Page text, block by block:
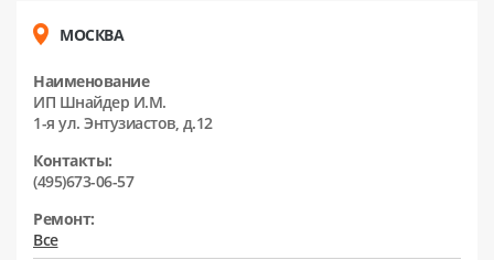
МОСКВА
Наименование
ИП Шнайдер И.М.
1-я ул. Энтузиастов, д.12
Контакты:
(495)673-06-57
Ремонт:
Все